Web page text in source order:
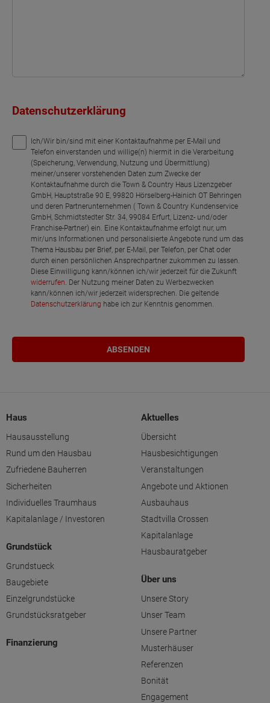
Datenschutzerklärung
Ich/Wir bin/sind mit einer Kontaktaufnahme per E-Mail und
Telefon einverstanden und willige(n) hiermit in die Verarbeitung
(Speicherung, Verwendung, Nutzung und Übermittlung)
meiner/unserer vorstehenden Daten zum Zwecke der
Kontaktaufnahme durch die Town & Country Haus Lizenzgeber
GmbH, Hauptstraße 90 E, 99820 Hörselberg-Hainich OT Behringen
und deren Partnerunternehmen ( Town & Country Kundenservice
GmbH, Schmidtstedter Str. 34, 99084 Erfurt, Lizenz- und/oder
Franchise-Partner) ein. Eine Kontaktaufnahme erfolgt nur, um
mir/uns Informationen und personalisierte Angebote rund um das
Thema Hausbau per Brief, per E-Mail, per Telefon, per Chat oder
durch einen persönlichen Ansprechpartner zukommen zu lassen.
Diese Einwilligung kann/können ich/wir jederzeit für die Zukunft
widerrufen. Der Nutzung meiner Daten zu Werbezwecken
kann/können ich/wir jederzeit widersprechen. Die geltende
Datenschutzerklärung habe ich zur Kenntnis genommen.
Haus
Hausausstellung
Rund um den Hausbau
Zufriedene Bauherren
Sicherheiten
Individuelles Traumhaus
Kapitalanlage / Investoren
Grundstück
Grundstueck
Baugebiete
Einzelgrundstücke
Grundstücksratgeber
Finanzierung
Aktuelles
Übersicht
Hausbesichtigungen
Veranstaltungen
Angebote und Aktionen
Ausbauhaus
Stadtvilla Crossen
Kapitalanlage
Hausbauratgeber
Über uns
Unsere Story
Unser Team
Unsere Partner
Musterhäuser
Referenzen
Bonität
Engagement